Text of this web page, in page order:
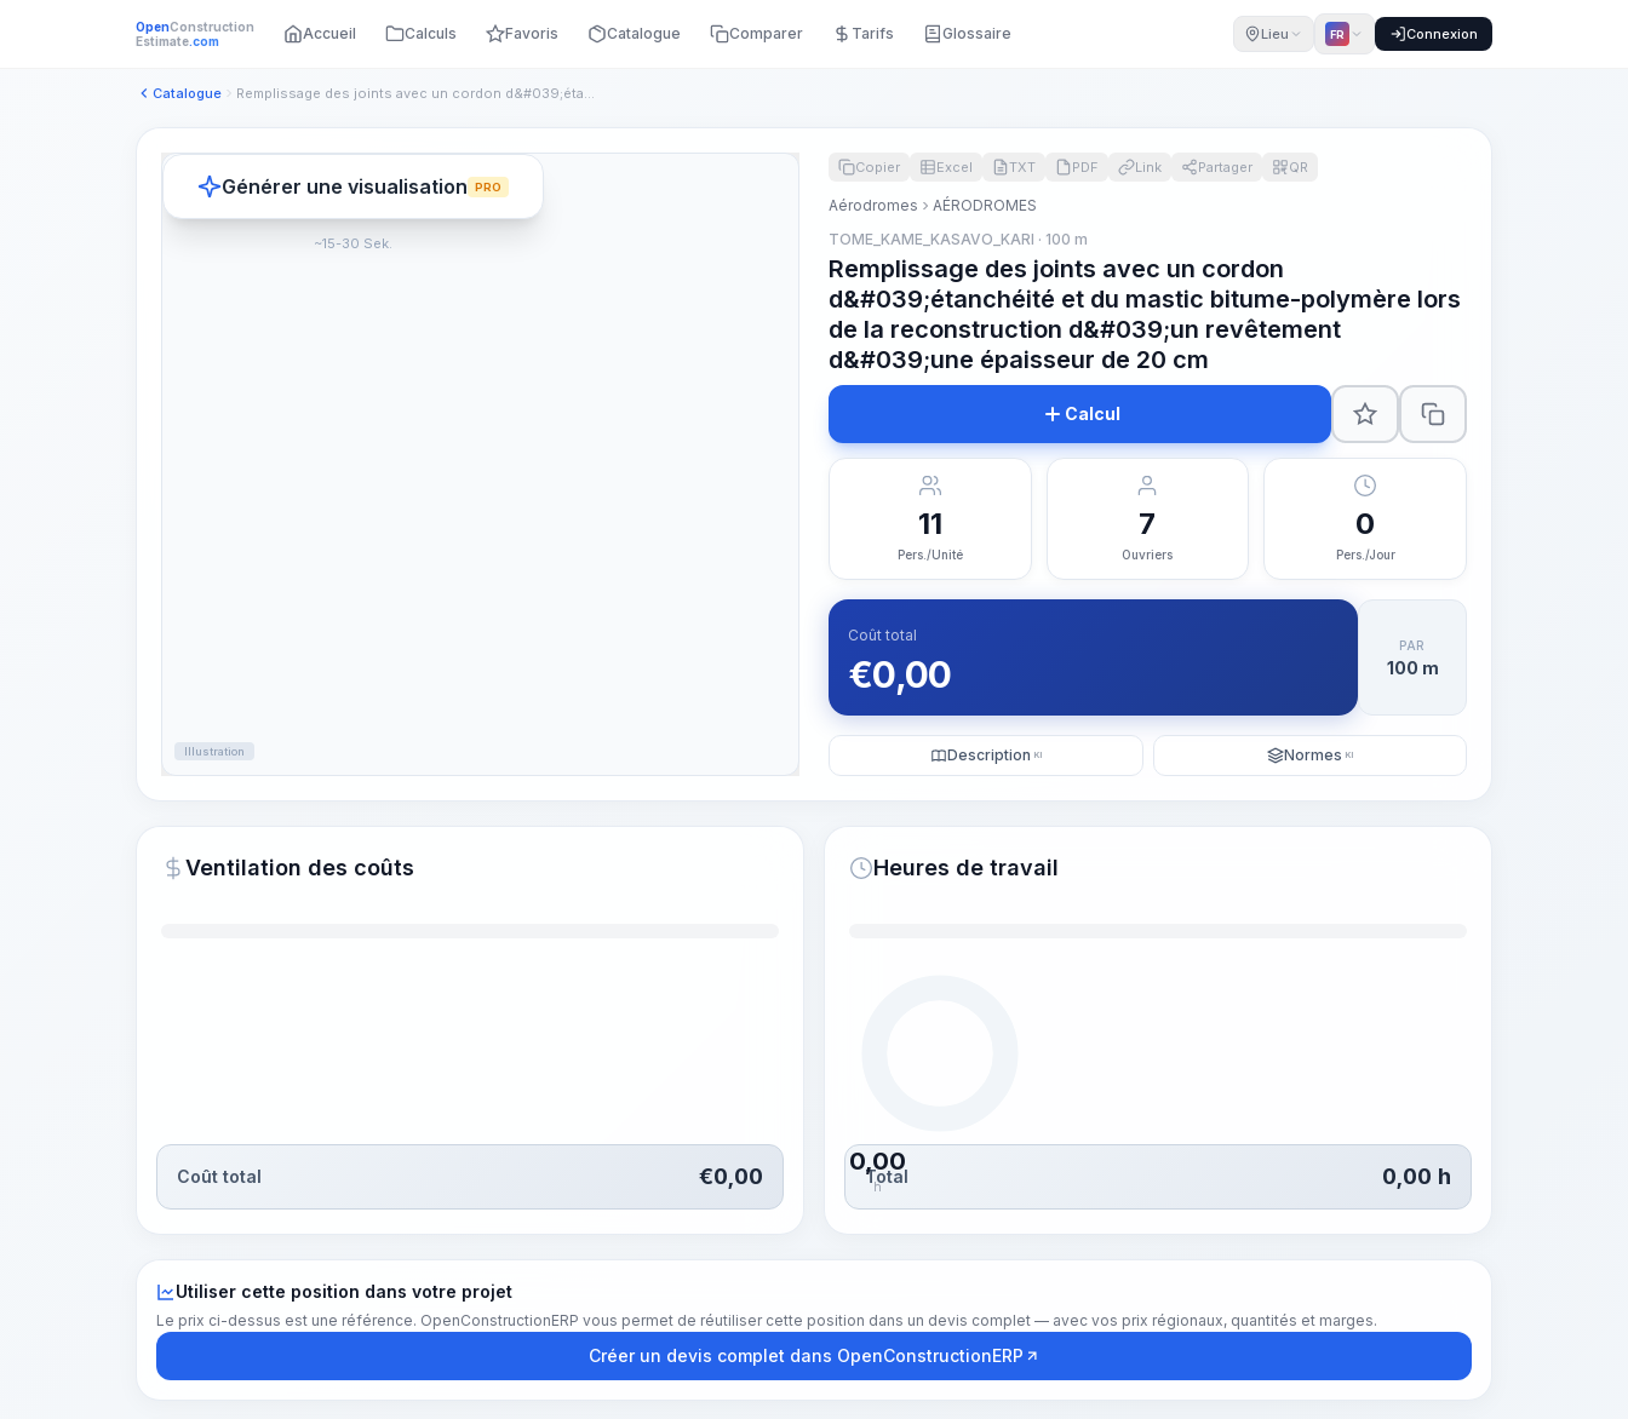
OpenConstruction
Estimate.com Accueil Calculs Favoris Catalogue Comparer Tarifs Glossaire Lieu FR Connexion
Catalogue Remplissage des joints avec un cordon d&#039;étanchéité et d...
Illustration
Générer une visualisation PRO
~15-30 Sek.
Copier Excel TXT PDF Link Partager QR
Aérodromes
AÉRODROMES
TOME_KAME_KASAVO_KARI · 100 m
Remplissage des joints avec un cordon
d&#039;étanchéité et du mastic bitume-polymère lors
de la reconstruction d&#039;un revêtement
d&#039;une épaisseur de 20 cm
Calcul
11
Pers./Unité
7
Ouvriers
0
Pers./Jour
Coût total
€0,00
PAR
100 m
Description KI Normes KI
Ventilation des coûts
Coût total €0,00
Heures de travail
0,00
h
Total 0,00 h
Utiliser cette position dans votre projet
Le prix ci-dessus est une référence. OpenConstructionERP vous permet de réutiliser cette position dans un devis complet — avec vos prix régionaux, quantités et marges.
Créer un devis complet dans OpenConstructionERP